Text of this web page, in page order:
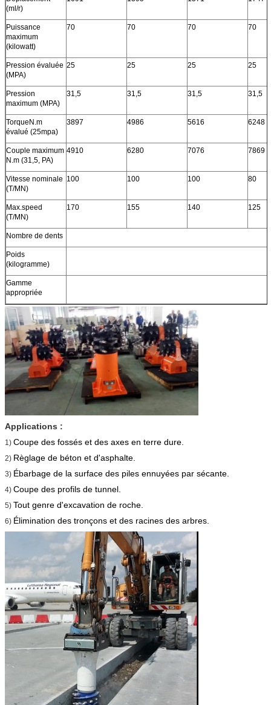
(ml/r)
Puissance
maximum
(kilowatt)
70 70 70 70
Pression évaluée
(MPA)
25 25 25 25
Pression
maximum (MPA)
31,5 31,5 31,5 31,5
TorqueN.m
évalué (25mpa)
3897 4986 5616 6248
Couple maximum
N.m (31,5, PA)
4910 6280 7076 7869
Vitesse nominale
(T/MN)
100 100 100 80
Max.speed
(T/MN)
170 155 140 125
Nombre de dents
Poids
(kilogramme)
Gamme
appropriée
Applications :
1) Coupe des fossés et des axes en terre dure.
2) Règlage de béton et d'asphalte.
3) Ébarbage de la surface des piles ennuyées par sécante.
4) Coupe des profils de tunnel.
5) Tout genre d'excavation de roche.
6) Élimination des tronçons et des racines des arbres.